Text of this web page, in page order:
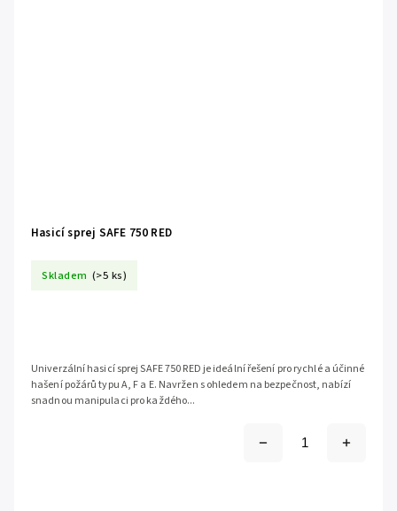
Hasicí sprej SAFE 750 RED
Skladem (>5 ks)
Univerzální hasicí sprej SAFE 750 RED je ideální řešení pro rychlé a účinné
hašení požárů typu A, F a E. Navržen s ohledem na bezpečnost, nabízí
snadnou manipulaci pro každého...